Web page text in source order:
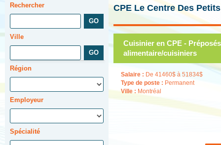
Rechercher
Ville
Région
Employeur
Spécialité
CPE Le Centre Des Petits
Cuisinier en CPE -
alimentaire/cuisiniers
Salaire : De 41460$ à 51834$
Type de poste : Permanent
Ville : Montréal